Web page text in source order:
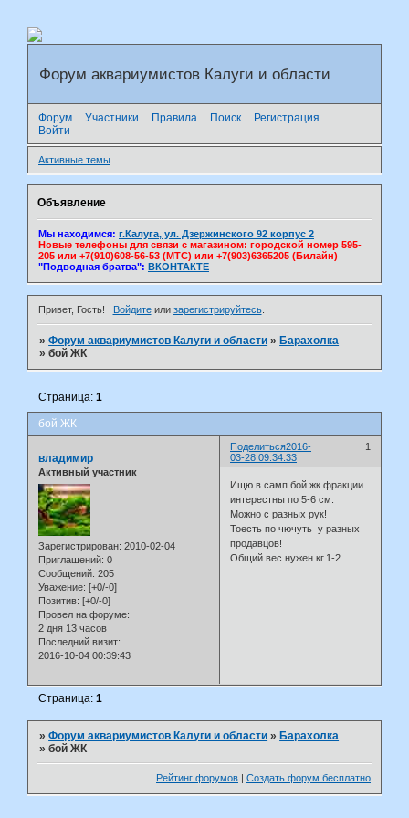
Форум аквариумистов Калуги и области
Форум Участники Правила Поиск
Регистрация
Войти
Активные темы
Объявление
Мы находимся: г.Калуга, ул. Дзержинского 92 корпус 2
Новые телефоны для связи с магазином: городской номер 595-
205 или +7(910)608-56-53 (МТС) или +7(903)6365205 (Билайн)
"Подводная братва": ВКОНТАКТЕ
Привет, Гость! Войдитеили зарегистрируйтесь.
»Форум аквариумистов Калуги и области » Барахолка
»бой ЖК
бой ЖК
Страница:1
Поделиться 1
2016-
03-28 09:34:33
владимир
Активный участник
Зарегистрирован: 2010-02-04
Приглашений: 0
Сообщений: 205
Уважение: [+0/-0]
Позитив: [+0/-0]
Провел на форуме:
2 дня 13 часов
Последний визит:
2016-10-04 00:39:43
Ищю в самп бой жк фракции
интерестны по 5-6 см.
Можно с разных рук!
Тоесть по чючуть у разных
продавцов!
Общий вес нужен кг.1-2
Страница:1
»Форум аквариумистов Калуги и области » Барахолка
»бой ЖК
Рейтинг форумов | Создать форум бесплатно